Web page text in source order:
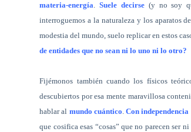
materia-energía.Suele decirse(y no soy
interroguemos a la naturaleza y los aparatos
modestia del mundo, suelo replicar en estos
de entidades que no sean ni lo uno ni lo otro?
Fijémonos también cuando los físicos
descubiertos por esa mente maravillosa
hablar al mundo cuántico.Con
que cosifica esas “cosas” que no parecen ser